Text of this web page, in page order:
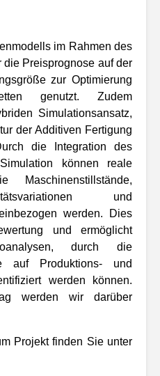
im Rahmen des
die Preisprognose auf der
zur Optimierung
genutzt. Zudem
Simulationsansatz,
der Additiven Fertigung
die Integration des
können reale
Maschinenstillstände,
und
werden. Dies
und ermöglicht
durch die
auf Produktions- und
werden können.
werden wir darüber
Projekt finden Sie unter